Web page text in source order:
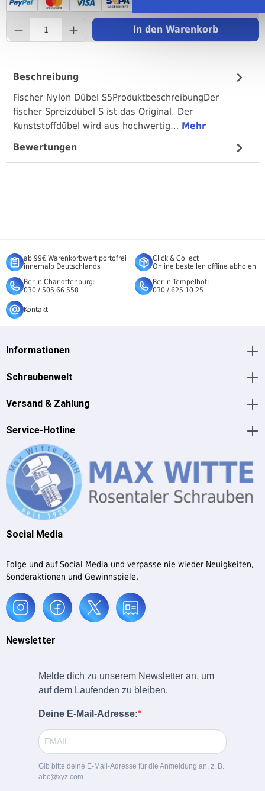
In den Warenkorb
Beschreibung
Fischer Nylon Dübel S5ProduktbeschreibungDer
fischer Spreizdübel S ist das Original. Der
Kunststoffdübel wird aus hochwertig… Mehr
Bewertungen
ab 99€ Warenkorbwert portofrei
innerhalb Deutschlands
Click & Collect
Online bestellen offline abholen
Berlin Charlottenburg:
030 / 505 66 558
Berlin Tempelhof:
030 / 625 10 25
Kontakt
Informationen
Schraubenwelt
Versand & Zahlung
Service-Hotline
Social Media
Folge und auf Social Media und verpasse nie wieder Neuigkeiten,
Sonderaktionen und Gewinnspiele.
Newsletter
Melde dich zu unserem Newsletter an, um
auf dem Laufenden zu bleiben.
Deine E-Mail-Adresse:
Gib bitte deine E-Mail-Adresse für die Anmeldung an, z. B.
abc@xyz.com.